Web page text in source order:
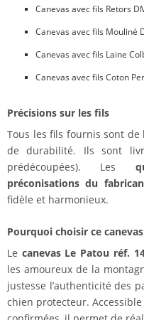
Canevas avec fils Retors
Canevas avec fils Mouliné
Canevas avec fils Laine
Canevas avec fils Coton
Précisions sur les fils
Tous les fils fournis sont de
de durabilité. Ils sont
prédécoupées). Les
préconisations du
fidèle et harmonieux.
Pourquoi choisir ce
Le canevas Le Patou réf.
les amoureux de la
justesse l’authenticité des
chien protecteur.